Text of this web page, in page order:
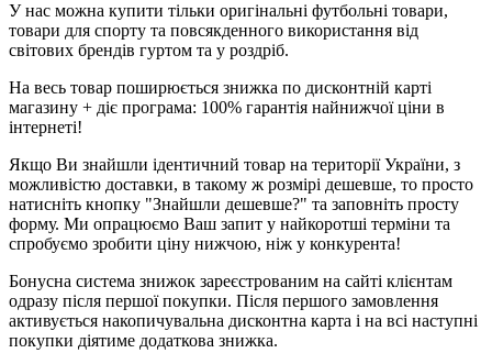
У нас можна купити тільки оригінальні футбольні товари,
товари для спорту та повсякденного використання від
світових брендів гуртом та у роздріб.
На весь товар поширюється знижка по дисконтній карті
магазину + діє програма: 100% гарантія найнижчої ціни в
інтернеті!
Якщо Ви знайшли ідентичний товар на території України, з
можливістю доставки, в такому ж розмірі дешевше, то просто
натисніть кнопку "Знайшли дешевше?" та заповніть просту
форму. Ми опрацюємо Ваш запит у найкоротші терміни та
спробуємо зробити ціну нижчою, ніж у конкурента!
Бонусна система знижок зареєстрованим на сайті клієнтам
одразу після першої покупки. Після першого замовлення
активується накопичувальна дисконтна карта і на всі наступні
покупки діятиме додаткова знижка.